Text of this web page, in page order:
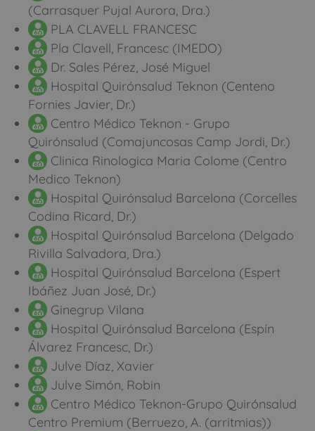
(Carrasquer Pujal Aurora, Dra.)
PLA CLAVELL FRANCESC
Pla Clavell, Francesc (IMEDO)
Dr. Sales Pérez, José Miguel
Hospital Quirónsalud Teknon (Centeno
Fornies Javier, Dr.)
Centro Médico Teknon - Grupo
Quirónsalud (Comajuncosas Camp Jordi, Dr.)
Clinica Rinologica Maria Colome (Centro
Medico Teknon)
Hospital Quirónsalud Barcelona (Corcelles
Codina Ricard, Dr.)
Hospital Quirónsalud Barcelona (Delgado
Rivilla Salvadora, Dra.)
Hospital Quirónsalud Barcelona (Espert
Ibáñez Juan José, Dr.)
Ginegrup Vilana
Hospital Quirónsalud Barcelona (Espín
Álvarez Francesc, Dr.)
Julve Díaz, Xavier
Julve Simón, Robin
Centro Médico Teknon-Grupo Quirónsalud
Centro Premium (Berruezo, A. (arritmias))